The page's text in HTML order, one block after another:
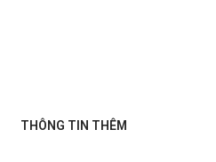
THÔNG TIN THÊM